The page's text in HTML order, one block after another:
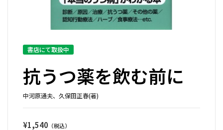
書店にて取扱中
抗うつ薬を飲む前に
中河原通夫、久保田正春(著)
¥1,540